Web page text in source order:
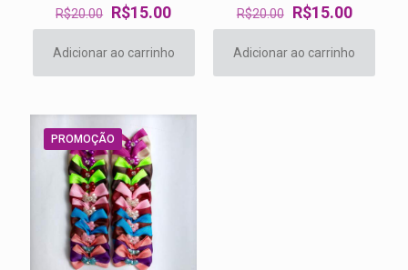
R$20.00 O
preço
original
era:
R$20.00.
R$15.00O
preço
atual
é:
R$15.00.
Adicionar ao carrinho
R$20.00 O
preço
original
era:
R$20.00.
R$15.00O
preço
atual
é:
Adicionar ao carrinho
PROMOÇÃO